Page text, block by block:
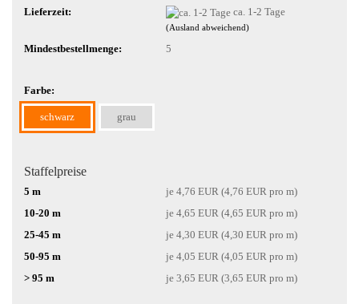
Lieferzeit: ca. 1-2 Tage
(Ausland abweichend)
Mindestbestellmenge: 5
Farbe:
schwarz grau
Staffelpreise
5 m
je 4,76 EUR (4,76 EUR pro m)
10-20 m
je 4,65 EUR (4,65 EUR pro m)
25-45 m
je 4,30 EUR (4,30 EUR pro m)
50-95 m
je 4,05 EUR (4,05 EUR pro m)
> 95 m
je 3,65 EUR (3,65 EUR pro m)